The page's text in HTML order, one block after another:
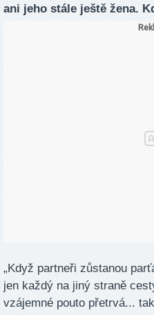
ani jeho stále ještě žena.
„Když partneři zůstanou
jen každý na jiný straně
vzájemné pouto přetrvá...